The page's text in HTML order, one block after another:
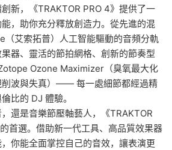
新，《TRAKTOR PRO 4》提供了一
，助你充分釋放創造力。從先進的混
艾索拓普）人工智能驅動的音頻分軌
器、靈活的節拍網格、創新的節奏型
Ozone Maximizer（臭氧最大化
削波與失真）—— 每一處細節都經過精
比的 DJ 體驗。
還是音樂節壓軸藝人，《TRAKTOR
首選。借助新一代工具、高品質效果器
你能全面掌控自己的音效，讓表演更